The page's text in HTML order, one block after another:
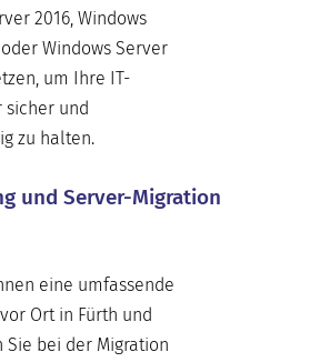
2016, Windows
Windows Server
um Ihre IT-
sicher und
zu halten.
und Server-Migration
eine umfassende
Ort in Fürth und
Sie bei der Migration